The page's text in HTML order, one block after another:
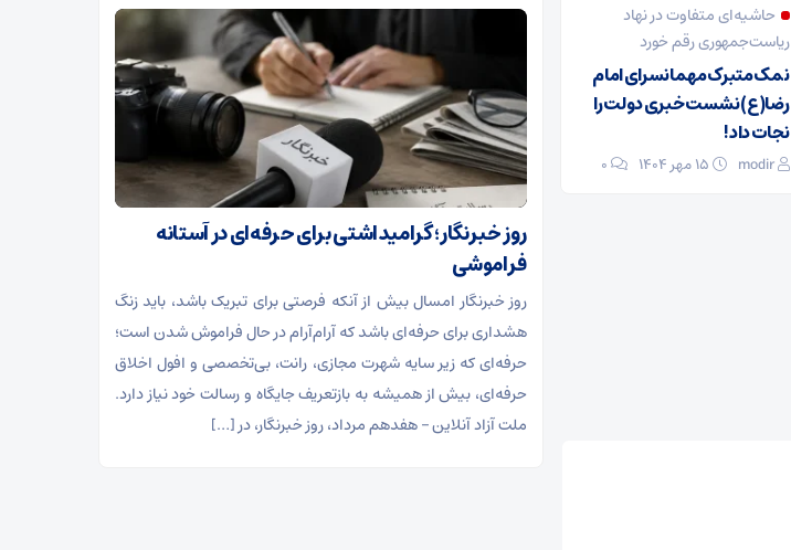
حاشیه‌ای متفاوت در نهاد
ریاست‌جمهوری رقم خورد
نمک متبرک مهمانسرای امام
رضا(ع) نشست خبری دولت را
نجات داد!
modir
0
روز خبرنگار؛ گرامیداشتی برای حرفه‌ای در آستانه
فراموشی
روز خبرنگار امسال بیش از آنکه فرصتی برای تبریک باشد، باید زنگ
هشداری برای حرفه‌ای باشد که آرام‌آرام در حال فراموش شدن است؛
حرفه‌ای که زیر سایه شهرت مجازی، رانت، بی‌تخصصی و افول اخلاق
حرفه‌ای، بیش از همیشه به بازتعریف جایگاه و رسالت خود نیاز دارد.
ملت آزاد آنلاین – هفدهم مرداد، روز خبرنگار، در […]